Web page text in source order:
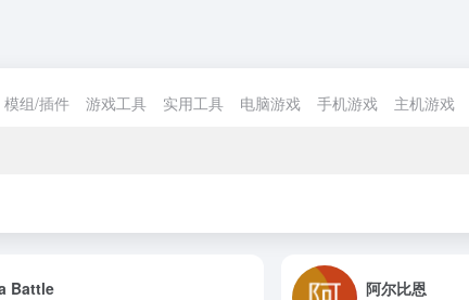
模组/插件 游戏工具 实用工具 电脑游戏 手机游戏 主机游戏
Battle 阿尔比恩